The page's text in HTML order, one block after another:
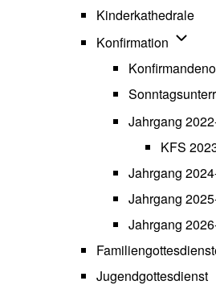
Kinderkathedrale
Konfirmation
Jahrgang
KFS
Jahrgang
Jahrgang
Jahrgang
Jugendgottesdienst